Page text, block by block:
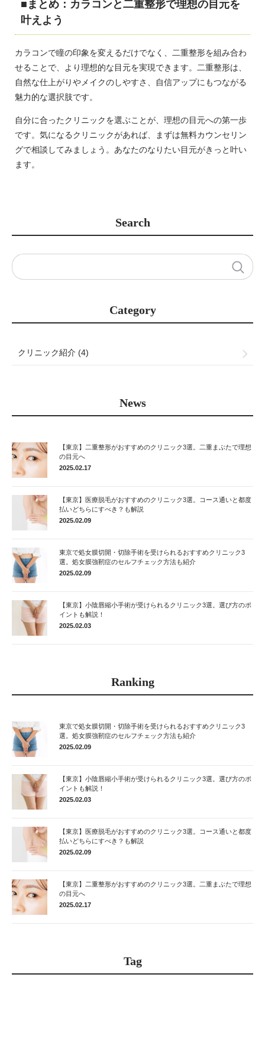
まとめ：カラコンと二重整形で理想の目元を
叶えよう
カラコンで瞳の印象を変えるだけでなく、二重整形を組み合わ
せることで、より理想的な目元を実現できます。二重整形は、
自然な仕上がりやメイクのしやすさ、自信アップにもつながる
魅力的な選択肢です。
自分に合ったクリニックを選ぶことが、理想の目元への第一歩
です。気になるクリニックがあれば、まずは無料カウンセリン
グで相談してみましょう。あなたのなりたい目元がきっと叶い
ます。
Search
Category
クリニック紹介 (4)
News
【東京】二重整形がおすすめのクリニック3選。二重まぶたで理想
の目元へ
2025.02.17
【東京】医療脱毛がおすすめのクリニック3選。コース通いと都度
払いどちらにすべき？も解説
2025.02.09
東京で処女膜切開・切除手術を受けられるおすすめクリニック3
選。処女膜強靭症のセルフチェック方法も紹介
2025.02.09
【東京】小陰唇縮小手術が受けられるクリニック3選。選び方のポ
イントも解説！
2025.02.03
Ranking
東京で処女膜切開・切除手術を受けられるおすすめクリニック3
選。処女膜強靭症のセルフチェック方法も紹介
2025.02.09
【東京】小陰唇縮小手術が受けられるクリニック3選。選び方のポ
イントも解説！
2025.02.03
【東京】医療脱毛がおすすめのクリニック3選。コース通いと都度
払いどちらにすべき？も解説
2025.02.09
【東京】二重整形がおすすめのクリニック3選。二重まぶたで理想
の目元へ
2025.02.17
Tag